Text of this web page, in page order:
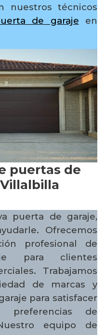
nuestros técnicos
de garaje en
puertas de
puerta de garaje,
Ofrecemos
profesional de
para clientes
Trabajamos
de marcas y
para satisfacer
preferencias de
equipo de